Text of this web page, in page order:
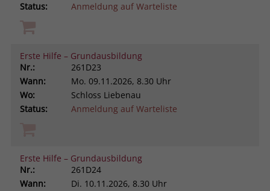
Status:
Anmeldung auf Warteliste
Erste Hilfe – Grundausbildung
Nr.:
261D23
Wann:
Mo. 09.11.2026, 8.30 Uhr
Wo:
Schloss Liebenau
Status:
Anmeldung auf Warteliste
Erste Hilfe – Grundausbildung
Nr.:
261D24
Wann:
Di. 10.11.2026, 8.30 Uhr